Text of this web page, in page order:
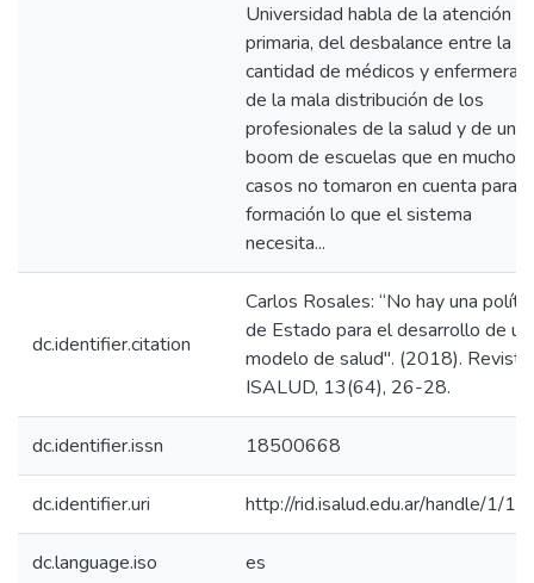
Universidad habla de la atención
primaria, del desbalance entre la
cantidad de médicos y enfermeras,
de la mala distribución de los
profesionales de la salud y de un
boom de escuelas que en muchos
casos no tomaron en cuenta para
formación lo que el sistema
necesita...
dc.identifier.citation
Carlos Rosales: “No hay una
de Estado para el desarrollo de un
modelo de salud". (2018). Revista
ISALUD, 13(64), 26-28.
dc.identifier.issn 18500668
dc.identifier.uri http://rid.isalud.edu.ar/handle/1/
dc.language.iso es